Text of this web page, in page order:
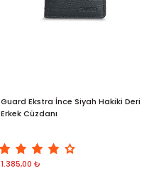
Guard Ekstra İnce Siyah Hakiki Deri
Erkek Cüzdanı
1.385,00 ₺